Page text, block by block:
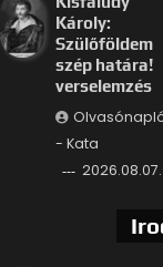
Károly:
Szülőföldem
szép határa!
verselemzés
- Kata
2026.08.07.